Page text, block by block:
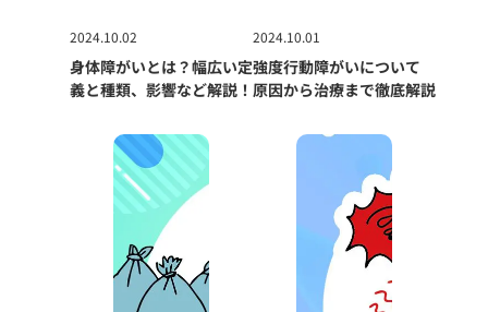
2024.10.02
身体障がいとは？幅広い定
義と種類、影響など解説！
2024.10.01
強度行動障がいについて
原因から治療まで徹底解説